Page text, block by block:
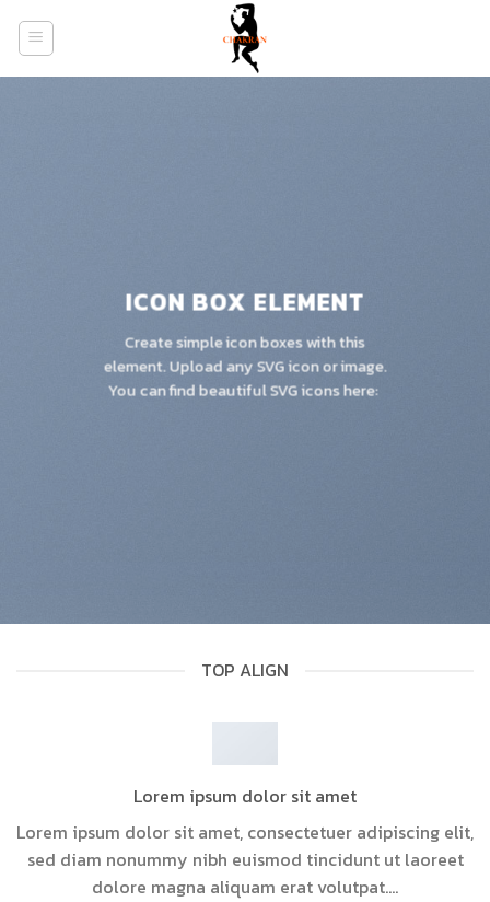
ICON BOX ELEMENT
Create simple icon boxes with this
element. Upload any SVG icon or image.
You can find beautiful SVG icons here:
TOP ALIGN
Lorem ipsum dolor sit amet
Lorem ipsum dolor sit amet, consectetuer adipiscing elit,
sed diam nonummy nibh euismod tincidunt ut laoreet
dolore magna aliquam erat volutpat….